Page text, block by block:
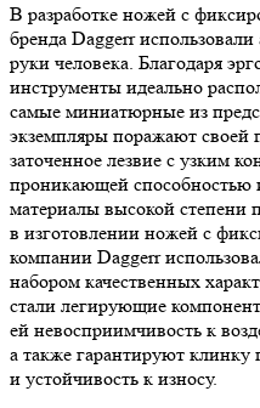
В разработке ножей с
бренда Daggerr
руки человека. Благодаря
инструменты идеально
самые миниатюрные из
экземпляры поражают своей
заточенное лезвие с узким
проникающей способностью
материалы высокой степени
в изготовлении ножей с
компании Daggerr
набором качественных
стали легирующие
ей невосприимчивость к
а также гарантируют клинку
и устойчивость к износу.